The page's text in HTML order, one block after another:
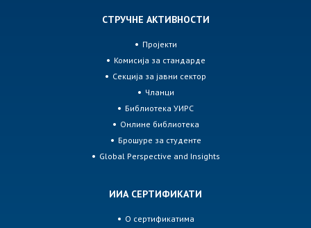
СТРУЧНЕ АКТИВНОСТИ
Пројекти
Комисија за стандарде
Секција за јавни сектор
Чланци
Библиотека УИРС
Онлине библиотека
Брошуре за студенте
Global Perspective and Insights
ИИА СЕРТИФИКАТИ
О сертификатима